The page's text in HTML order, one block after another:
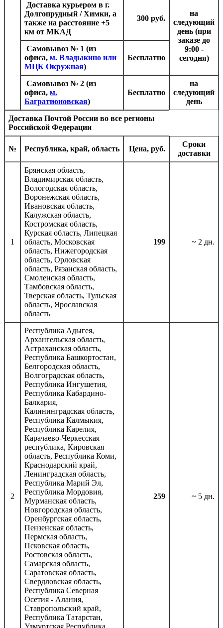
Доставка курьером в г.
Долгопрудный / Химки, а
также на расстояние +5
км от МКАД
300 руб.
на
следующий
день (при
заказе до
9:00 -
сегодня)
Самовывоз № 1 (из
офиса, м. Владыкино или
МЦК Окружная)
Бесплатно
Самовывоз № 2 (из
офиса, м.
Багратионовская)
Бесплатно
на
следующий
день
Доставка Почтой России во все регионы
Российской Федерации
№ Республика, край, область Цена, руб.
Сроки
доставки
1
Брянская область,
Владимирская область,
Вологодская область,
Воронежская область,
Ивановская область,
Калужская область,
Костромская область,
Курская область, Липецкая
область, Московская
область, Нижегородская
область, Орловская
область, Рязанская область,
Смоленская область,
Тамбовская область,
Тверская область, Тульская
область, Ярославская
область
199 ~ 2 дн.
2
Республика Адыгея,
Архангельская область,
Астраханская область,
Республика Башкортостан,
Белгородская область,
Волгоградская область,
Республика Ингушетия,
Республика Кабардино-
Балкария,
Калининградская область,
Республика Калмыкия,
Республика Карелия,
Карачаево-Черкесская
республика, Кировская
область, Республика Коми,
Краснодарский край,
Ленинградская область,
Республика Марий Эл,
Республика Мордовия,
Мурманская область,
Новгородская область,
Оренбургская область,
Пензенская область,
Пермская область,
Псковская область,
Ростовская область,
Самарская область,
Саратовская область,
Свердловская область,
Республика Северная
Осетия - Алания,
Ставропольский край,
Республика Татарстан,
259 ~ 5 дн.